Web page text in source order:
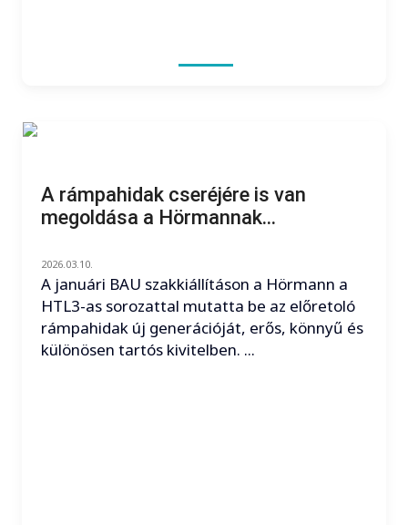
A rámpahidak cseréjére is van
megoldása a Hörmannak...
2026.03.10.
A januári BAU szakkiállításon a Hörmann a
HTL3-as sorozattal mutatta be az előretoló
rámpahidak új generációját, erős, könnyű és
különösen tartós kivitelben. ...